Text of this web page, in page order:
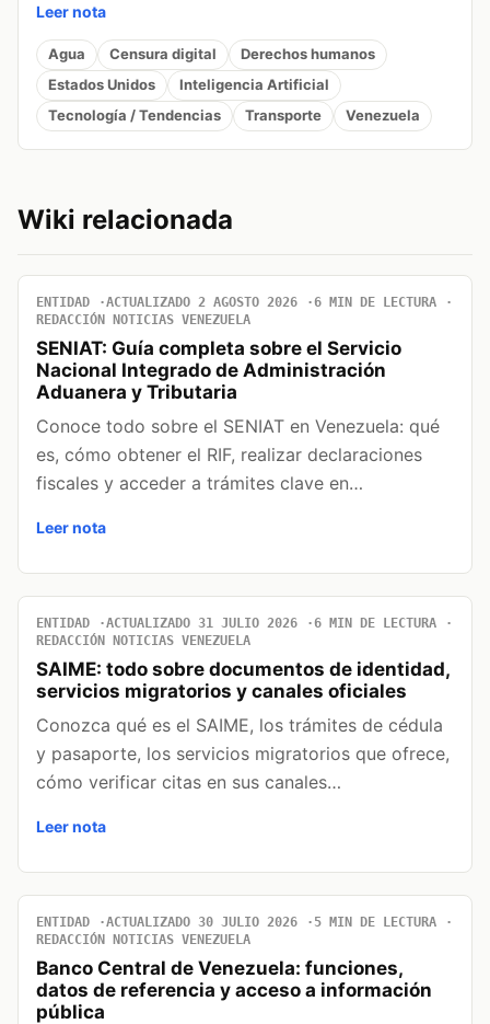
Leer nota
Agua Censura digital
Derechos humanos
Estados Unidos
Inteligencia Artificial
Tecnología / Tendencias
Transporte Venezuela
Wiki relacionada
ENTIDAD ACTUALIZADO 2 AGOSTO 2026
6 MIN DE LECTURA
REDACCIÓN NOTICIAS VENEZUELA
SENIAT: Guía completa sobre el Servicio
Nacional Integrado de Administración
Aduanera y Tributaria
Conoce todo sobre el SENIAT en Venezuela: qué
es, cómo obtener el RIF, realizar declaraciones
fiscales y acceder a trámites clave en…
Leer nota
ENTIDAD ACTUALIZADO 31 JULIO 2026
6 MIN DE LECTURA
REDACCIÓN NOTICIAS VENEZUELA
SAIME: todo sobre documentos de identidad,
servicios migratorios y canales oficiales
Conozca qué es el SAIME, los trámites de cédula
y pasaporte, los servicios migratorios que ofrece,
cómo verificar citas en sus canales…
Leer nota
ENTIDAD ACTUALIZADO 30 JULIO 2026
5 MIN DE LECTURA
REDACCIÓN NOTICIAS VENEZUELA
Banco Central de Venezuela: funciones,
datos de referencia y acceso a información
pública